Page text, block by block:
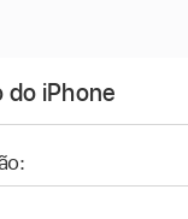
do iPhone